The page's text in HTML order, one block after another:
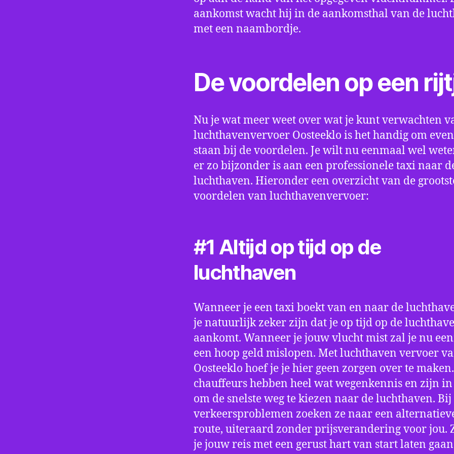
aankomst wacht hij in de aankomsthal van de
met een naambordje.
De voordelen op een
Nu je wat meer weet over wat je kunt verwachten
luchthavenvervoer Oosteeklo is het handig om
staan bij de voordelen. Je wilt nu eenmaal wel
er zo bijzonder is aan een professionele taxi naar
luchthaven. Hieronder een overzicht van de
voordelen van luchthavenvervoer:
#1 Altijd op tijd op de
luchthaven
Wanneer je een taxi boekt van en naar de
je natuurlijk zeker zijn dat je op tijd op de
aankomt. Wanneer je jouw vlucht mist zal je nu
een hoop geld mislopen. Met luchthaven vervoer
Oosteeklo hoef je je hier geen zorgen over te
chauffeurs hebben heel wat wegenkennis en zijn in
om de snelste weg te kiezen naar de luchthaven.
verkeersproblemen zoeken ze naar een
route, uiteraard zonder prijsverandering voor jou.
je jouw reis met een gerust hart van start laten